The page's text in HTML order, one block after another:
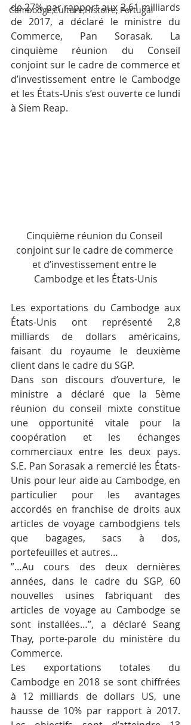
Cambodge,Culture,Histoire, Portugal
de 27% par rapport aux 2.61 milliards
de 2017, a déclaré le ministre du
Commerce, Pan Sorasak. La
cinquième réunion du Conseil
conjoint sur le cadre de commerce et
d’investissement entre le Cambodge
et les États-Unis s’est ouverte ce lundi
à Siem Reap.
Cinquième réunion du Conseil
conjoint sur le cadre de commerce
et d’investissement entre le
Cambodge et les États-Unis
Les exportations du Cambodge aux
États-Unis ont représenté 2,8
milliards de dollars américains,
faisant du royaume le deuxième
client dans le cadre du SGP.
Dans son discours d’ouverture, le
ministre a déclaré que la 5ème
réunion du conseil mixte constitue
une opportunité vitale pour la
coopération et les échanges
commerciaux entre les deux pays.
S.E. Pan Sorasak a remercié les États-
Unis pour leur aide au Cambodge, en
particulier pour les avantages
accordés en franchise de droits aux
articles de voyage cambodgiens tels
que bagages, sacs à dos,
portefeuilles et autres…
”…Au cours des deux dernières
années, dans le cadre du SGP, 60
nouvelles usines fabriquant des
articles de voyage au Cambodge se
sont installées…”, a déclaré Seang
Thay, porte-parole du ministère du
Commerce.
Les exportations totales du
Cambodge en 2018 se sont chiffrées
à 12 milliards de dollars US, une
hausse de 10% par rapport à 2017.